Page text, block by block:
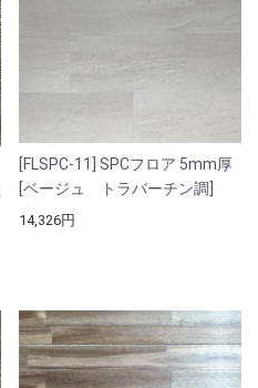
[FLSPC-11] SPCフロア 5mm厚
[ベージュ トラバーチン調]
14,326円